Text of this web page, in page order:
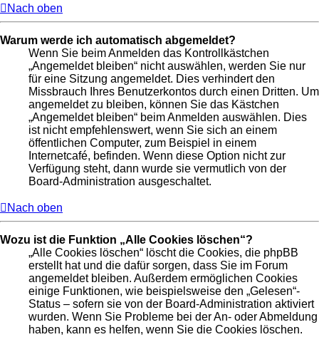
Nach oben
Warum werde ich automatisch abgemeldet?
Wenn Sie beim Anmelden das Kontrollkästchen
„Angemeldet bleiben“ nicht auswählen, werden Sie nur
für eine Sitzung angemeldet. Dies verhindert den
Missbrauch Ihres Benutzerkontos durch einen Dritten. Um
angemeldet zu bleiben, können Sie das Kästchen
„Angemeldet bleiben“ beim Anmelden auswählen. Dies
ist nicht empfehlenswert, wenn Sie sich an einem
öffentlichen Computer, zum Beispiel in einem
Internetcafé, befinden. Wenn diese Option nicht zur
Verfügung steht, dann wurde sie vermutlich von der
Board-Administration ausgeschaltet.
Nach oben
Wozu ist die Funktion „Alle Cookies löschen“?
„Alle Cookies löschen“ löscht die Cookies, die phpBB
erstellt hat und die dafür sorgen, dass Sie im Forum
angemeldet bleiben. Außerdem ermöglichen Cookies
einige Funktionen, wie beispielsweise den „Gelesen“-
Status – sofern sie von der Board-Administration aktiviert
wurden. Wenn Sie Probleme bei der An- oder Abmeldung
haben, kann es helfen, wenn Sie die Cookies löschen.